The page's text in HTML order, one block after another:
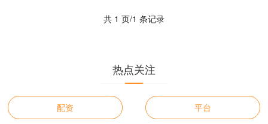
共 1 页/1 条记录
热点关注
配资 平台